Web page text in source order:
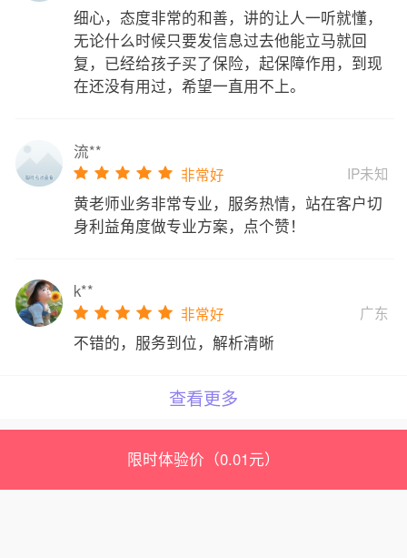
细心，态度非常的和善，讲的让人一听就懂，
无论什么时候只要发信息过去他能立马就回
复，已经给孩子买了保险，起保障作用，到现
在还没有用过，希望一直用不上。
流**
非常好 IP未知
黄老师业务非常专业，服务热情，站在客户切
身利益角度做专业方案，点个赞！
k**
非常好 广东
不错的，服务到位，解析清晰
查看更多
限时体验价（0.01元）